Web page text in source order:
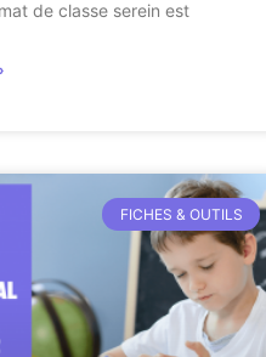
de classe serein est
FICHES & OUTILS